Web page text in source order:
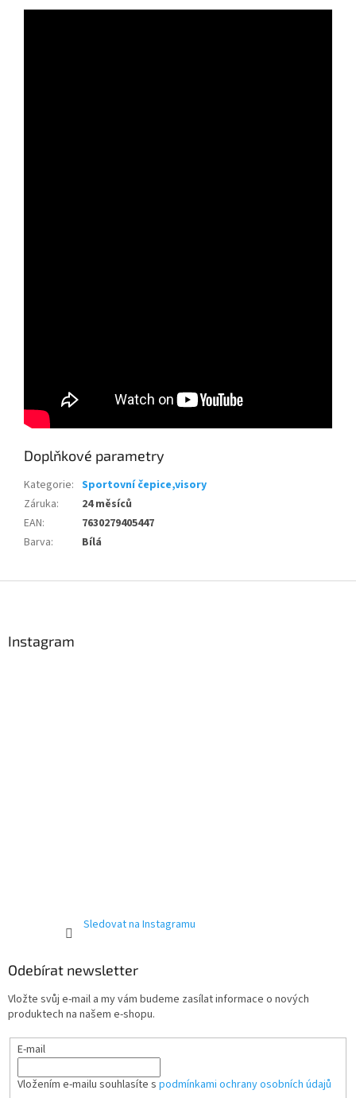
Doplňkové parametry
Kategorie: Sportovní čepice,visory
Záruka:
24 měsíců
EAN:
7630279405447
Barva: Bílá
Instagram
Sledovat na Instagramu
Odebírat newsletter
Vložte svůj e-mail a my vám budeme zasílat informace o nových
produktech na našem e-shopu.
E-mail
Vložením e-mailu souhlasíte s podmínkami ochrany osobních údajů
Powered by chaterimo